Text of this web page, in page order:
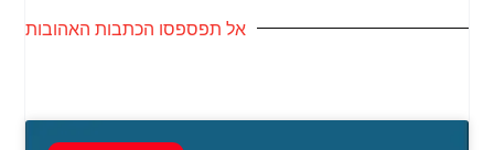
אל תפספסו הכתבות האהובות